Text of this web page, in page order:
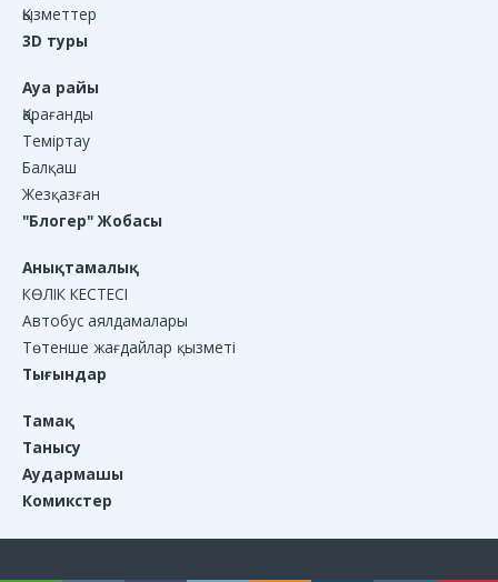
Қызметтер
3D туры
Ауа райы
Қарағанды
Теміртау
Балқаш
Жезқазған
"Блогер" Жобасы
Анықтамалық
КӨЛІК КЕСТЕСІ
Автобус аялдамалары
Төтенше жағдайлар қызметі
Тығындар
Тамақ
Танысу
Аудармашы
Комикстер